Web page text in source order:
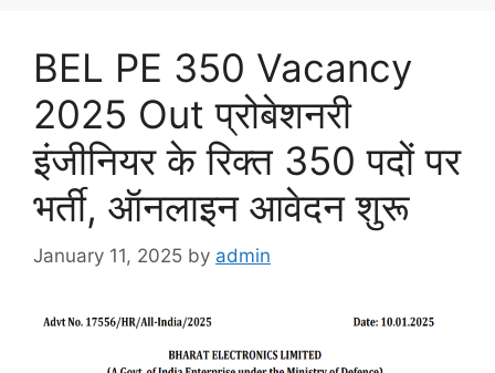
BEL PE 350 Vacancy
2025 Out प्रोबेशनरी
इंजीनियर के रिक्त 350 पदों पर
भर्ती, ऑनलाइन आवेदन शुरू
January 11, 2025 by admin